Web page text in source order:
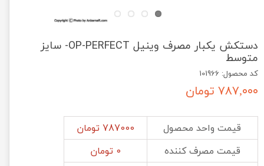
دستکش یکبار مصرف وینیل OP-PERFECT- سایز
متوسط
کد محصول: 101966
۷۸۷,۰۰۰ تومان
قیمت واحد محصول
787000 تومان
قیمت مصرف کننده
0 تومان